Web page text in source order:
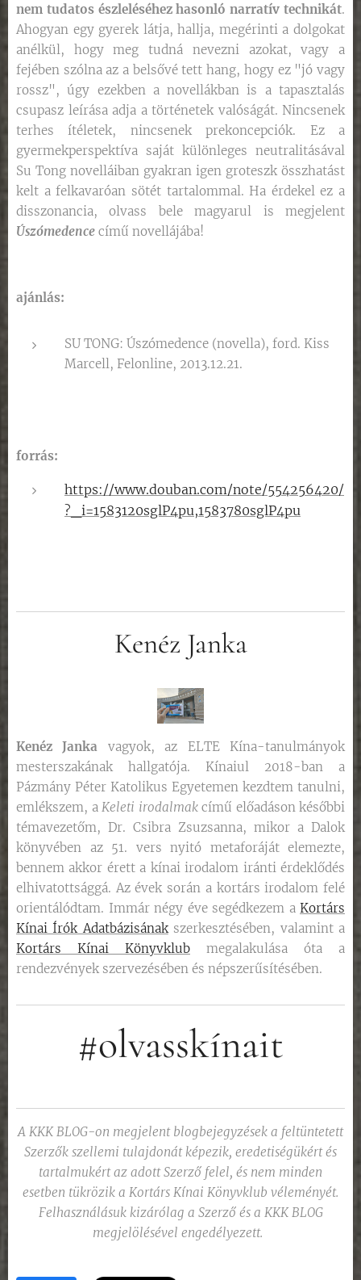
nem tudatos észleléséhez hasonló narratív technikát.
Ahogyan egy gyerek látja, hallja, megérinti a dolgokat
anélkül, hogy meg tudná nevezni azokat, vagy a
fejében szólna az a belsővé tett hang, hogy ez "jó vagy
rossz", úgy ezekben a novellákban is a tapasztalás
csupasz leírása adja a történetek valóságát. Nincsenek
terhes ítéletek, nincsenek prekoncepciók. Ez a
gyermekperspektíva saját különleges neutralitásával
Su Tong novelláiban gyakran igen groteszk összhatást
kelt a felkavaróan sötét tartalommal. Ha érdekel ez a
disszonancia, olvass bele magyarul is megjelent
Úszómedence című novellájába!
ajánlás:
SU TONG: Úszómedence (novella), ford. Kiss
Marcell, Felonline, 2013.12.21.
forrás:
https://www.douban.com/note/554256420/
?_i=1583120sglP4pu,1583780sglP4pu
Kenéz Janka
Kenéz Janka vagyok, az ELTE Kína-tanulmányok
mesterszakának hallgatója. Kínaiul 2018-ban a
Pázmány Péter Katolikus Egyetemen kezdtem tanulni,
emlékszem, a Keleti irodalmakcímű előadáson későbbi
témavezetőm, Dr. Csibra Zsuzsanna, mikor a Dalok
könyvében az 51. vers nyitó metaforáját elemezte,
bennem akkor érett a kínai irodalom iránti érdeklődés
elhivatottsággá. Az évek során a kortárs irodalom felé
orientálódtam. Immár négy éve segédkezem a Kortárs
Kínai Írók Adatbázisánakszerkesztésében, valamint a
Kortárs Kínai Könyvklub megalakulása óta a
rendezvények szervezésében és népszerűsítésében.
#olvasskínait
A KKK BLOG-on megjelent blogbejegyzések a feltüntetett
Szerzők szellemi tulajdonát képezik, eredetiségükért és
tartalmukért az adott Szerző felel, és nem minden
esetben tükrözik a Kortárs Kínai Könyvklub véleményét.
Felhasználásuk kizárólag a Szerző és a KKK BLOG
megjelölésével engedélyezett.